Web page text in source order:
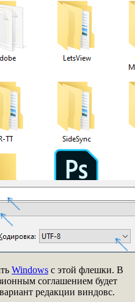
Windows с этой флешки. В
соглашением будет
редакции виндовс.